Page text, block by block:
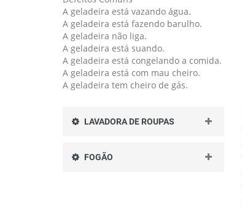
A geladeira está vazando água.
A geladeira está fazendo barulho.
A geladeira não liga.
A geladeira está suando.
A geladeira está congelando a comida.
A geladeira está com mau cheiro.
A geladeira tem cheiro de gás.
LAVADORA DE ROUPAS
FOGÃO